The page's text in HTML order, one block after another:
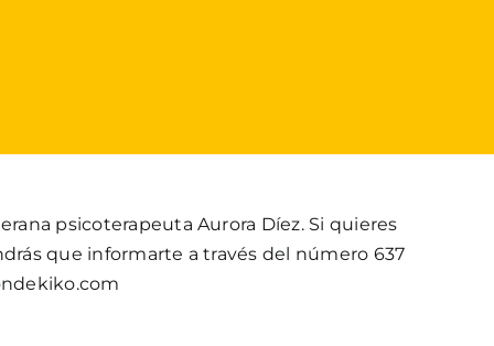
psicoterapeuta Aurora Díez. Si quieres
que informarte a través del número 637